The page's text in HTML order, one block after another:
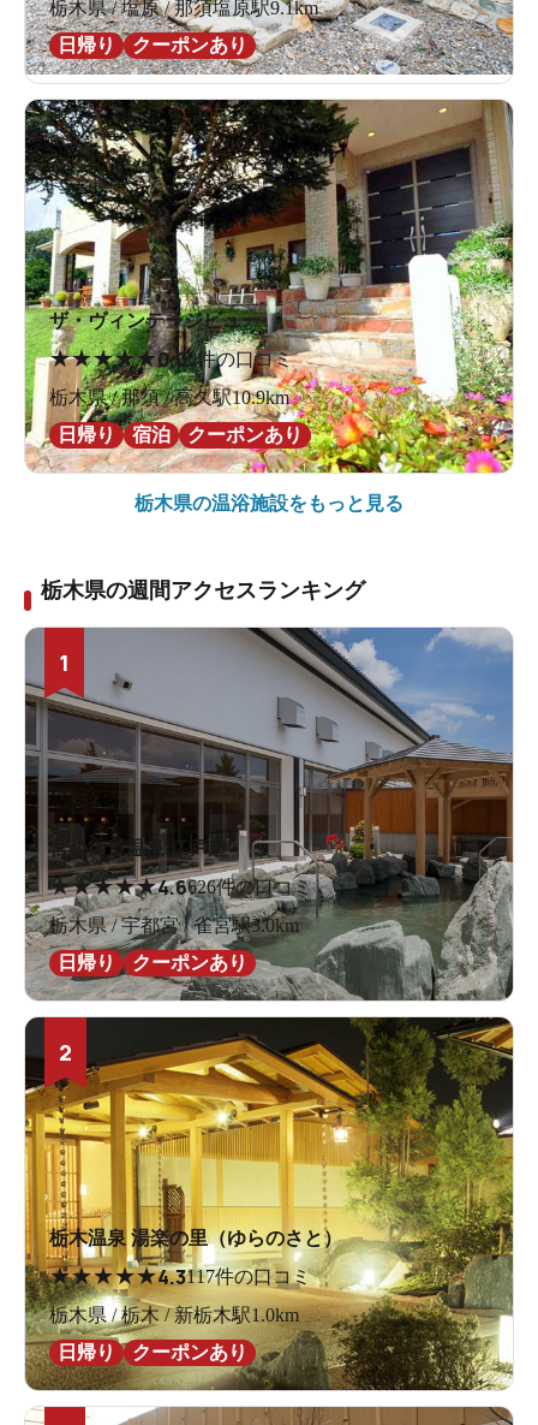
栃木県 / 塩原 / 那須塩原駅9.1km
日帰り
クーポンあり
ザ・ヴィンテージビュー
★★★★★0.00件の口コミ
栃木県 / 那須 / 高久駅10.9km
日帰り
宿泊 クーポンあり
栃木県の温浴施設をもっと見る
栃木県の週間アクセスランキング
1
宮の街道温泉 江戸遊
★★★★★4.6626件の口コミ
栃木県 / 宇都宮 / 雀宮駅3.0km
日帰り
クーポンあり
2
栃木温泉 湯楽の里（ゆらのさと）
★★★★★4.3117件の口コミ
栃木県 / 栃木 / 新栃木駅1.0km
日帰り
クーポンあり